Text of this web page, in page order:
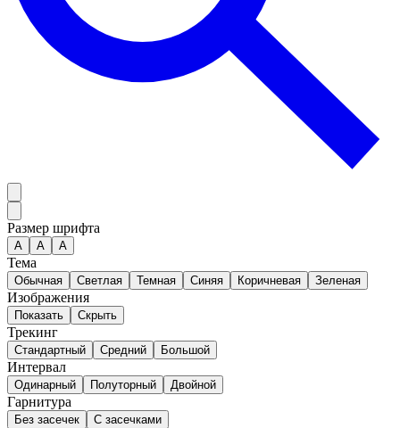
Размер шрифта
А A A
Тема
Обычная Светлая Темная Синяя Коричневая Зеленая
Изображения
Показать Скрыть
Трекинг
Стандартный Средний Большой
Интервал
Одинарный Полуторный Двойной
Гарнитура
Без засечек
С засечками